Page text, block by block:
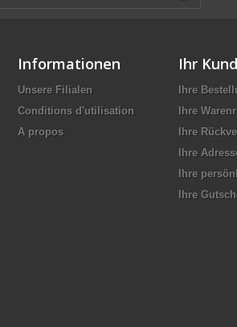
Informationen
Unsere Filialen
Conditions d'utilisation
A propos
Ihr
Ihre
Ihre
Ihre
Ihre
Ihre
Ihre